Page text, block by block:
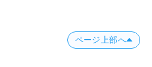
ページ上部へ